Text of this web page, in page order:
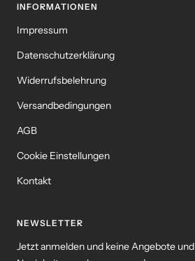
INFORMATIONEN
Impressum
Datenschutzerklärung
Widerrufsbelehrung
Versandbedingungen
AGB
Cookie Einstellungen
Kontakt
NEWSLETTER
Jetzt anmelden und keine Angebote und